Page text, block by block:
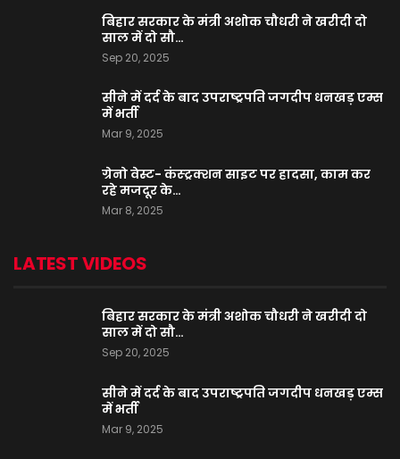
बिहार सरकार के मंत्री अशोक चौधरी ने खरीदी दो
साल में दो सौ…
Sep 20, 2025
सीने में दर्द के बाद उपराष्ट्रपति जगदीप धनखड़ एम्स
में भर्ती
Mar 9, 2025
ग्रेनो वेस्ट- कंस्ट्रक्शन साइट पर हादसा, काम कर
रहे मजदूर के…
Mar 8, 2025
LATEST VIDEOS
बिहार सरकार के मंत्री अशोक चौधरी ने खरीदी दो
साल में दो सौ…
Sep 20, 2025
सीने में दर्द के बाद उपराष्ट्रपति जगदीप धनखड़ एम्स
में भर्ती
Mar 9, 2025